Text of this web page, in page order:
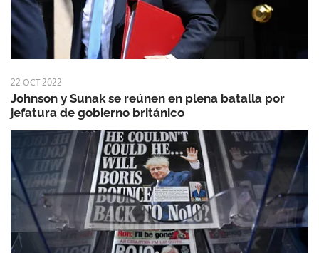
22 OCT 2022
Johnson y Sunak se reúnen en plena batalla por
jefatura de gobierno británico